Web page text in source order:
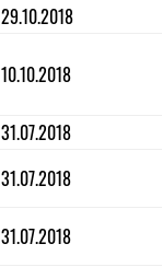
29.10.2018
10.10.2018
31.07.2018
31.07.2018
31.07.2018